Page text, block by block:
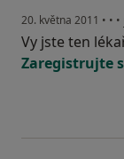
20. května 2011 • • •
Vy jste ten
Zaregistrujte